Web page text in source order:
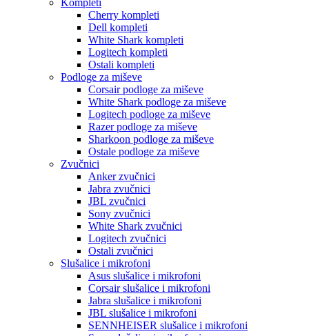
Kompleti
Cherry kompleti
Dell kompleti
White Shark kompleti
Logitech kompleti
Ostali kompleti
Podloge za miševe
Corsair podloge za miševe
White Shark podloge za miševe
Logitech podloge za miševe
Razer podloge za miševe
Sharkoon podloge za miševe
Ostale podloge za miševe
Zvučnici
Anker zvučnici
Jabra zvučnici
JBL zvučnici
Sony zvučnici
White Shark zvučnici
Logitech zvučnici
Ostali zvučnici
Slušalice i mikrofoni
Asus slušalice i mikrofoni
Corsair slušalice i mikrofoni
Jabra slušalice i mikrofoni
JBL slušalice i mikrofoni
SENNHEISER slušalice i mikrofoni